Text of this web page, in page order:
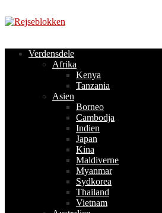
til
Verdensdele
Afrika
Kenya
Tanzania
Asien
Borneo
Cambodja
Indien
Japan
Kina
Maldiverne
Myanmar
Sydkorea
Thailand
Vietnam